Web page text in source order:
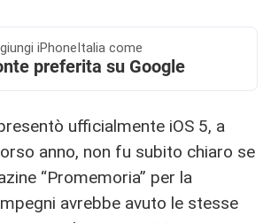
iPhoneItalia come
preferita su Google
ufficialmente iOS 5, a
anno, non fu subito chiaro se
“Promemoria” per la
avrebbe avuto le stesse